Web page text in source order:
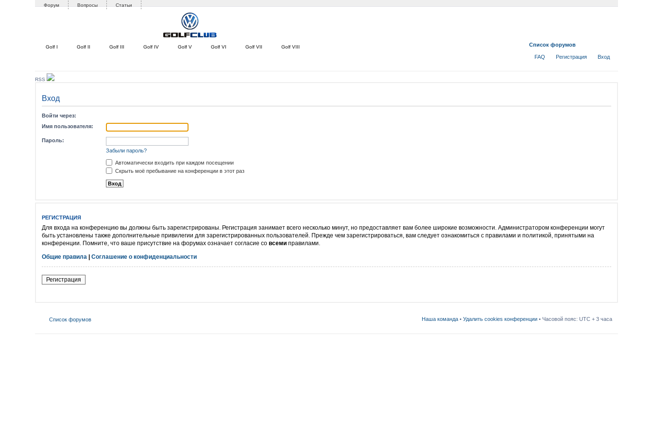
Форум Вопросы Статьи
Golf I Golf II Golf III Golf IV Golf V Golf VI Golf VII Golf VIII Список форумов
FAQ Регистрация Вход
RSS
Вход
Войти через:
Имя пользователя:
Пароль:
Забыли пароль?
Автоматически входить при каждом посещении
Скрыть моё пребывание на конференции в этот раз
РЕГИСТРАЦИЯ
Для входа на конференцию вы должны быть зарегистрированы. Регистрация занимает всего несколько минут, но предоставляет вам более широкие возможности. Администратором конференции могут
быть установлены также дополнительные привилегии для зарегистрированных пользователей. Прежде чем зарегистрироваться, вам следует ознакомиться с правилами и политикой, принятыми на
конференции. Помните, что ваше присутствие на форумах означает согласие со всемиправилами.
Общие правила | Соглашение о конфиденциальности
Регистрация
Список форумов Наша команда • Удалить cookies конференции • Часовой пояс: UTC + 3 часа